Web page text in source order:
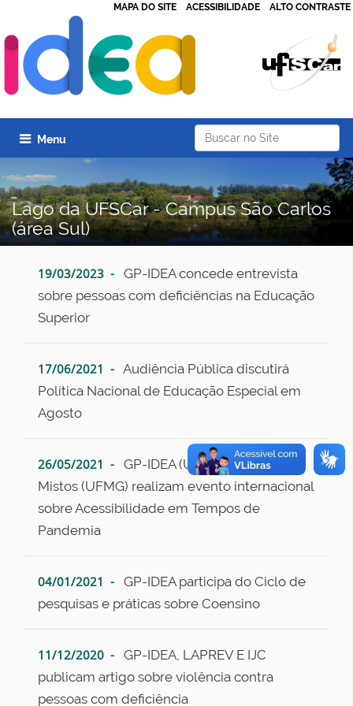
Busca
MAPA DO SITE ACESSIBILIDADE ALTO CONTRASTE
Toggle navigation
Lago da UFSCar - Campus São Carlos
(área Sul)
19/03/2023
GP-IDEA concede entrevista
sobre pessoas com deficiências na Educação
Superior
17/06/2021
Audiência Pública discutirá
Política Nacional de Educação Especial em
Agosto
26/05/2021
GP-IDEA (UFSCar) e Corpos
Mistos (UFMG) realizam evento internacional
sobre Acessibilidade em Tempos de
Pandemia
04/01/2021
GP-IDEA participa do Ciclo de
pesquisas e práticas sobre Coensino
11/12/2020
GP-IDEA, LAPREV E IJC
publicam artigo sobre violência contra
pessoas com deficiência